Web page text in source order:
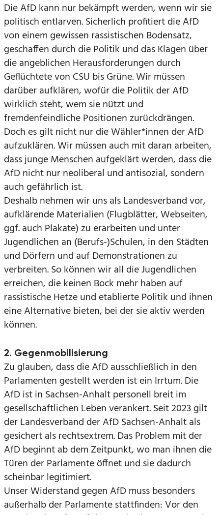
Die AfD kann nur bekämpft werden, wenn wir sie
politisch entlarven. Sicherlich profitiert die AfD
von einem gewissen rassistischen Bodensatz,
geschaffen durch die Politik und das Klagen über
die angeblichen Herausforderungen durch
Geflüchtete von CSU bis Grüne. Wir müssen
darüber aufklären, wofür die Politik der AfD
wirklich steht, wem sie nützt und
fremdenfeindliche Positionen zurückdrängen.
Doch es gilt nicht nur die Wähler*innen der AfD
aufzuklären. Wir müssen auch mit daran arbeiten,
dass junge Menschen aufgeklärt werden, dass die
AfD nicht nur neoliberal und antisozial, sondern
auch gefährlich ist.
Deshalb nehmen wir uns als Landesverband vor,
aufklärende Materialien (Flugblätter, Webseiten,
ggf. auch Plakate) zu erarbeiten und unter
Jugendlichen an (Berufs-)Schulen, in den Städten
und Dörfern und auf Demonstrationen zu
verbreiten. So können wir all die Jugendlichen
erreichen, die keinen Bock mehr haben auf
rassistische Hetze und etablierte Politik und ihnen
eine Alternative bieten, bei der sie aktiv werden
können.
2. Gegenmobilisierung
Zu glauben, dass die AfD ausschließlich in den
Parlamenten gestellt werden ist ein Irrtum. Die
AfD ist in Sachsen-Anhalt personell breit im
gesellschaftlichen Leben verankert. Seit 2023 gilt
der Landesverband der AfD Sachsen-Anhalt als
gesichert als rechtsextrem. Das Problem mit der
AfD beginnt ab dem Zeitpunkt, wo man ihnen die
Türen der Parlamente öffnet und sie dadurch
scheinbar legitimiert.
Unser Widerstand gegen AfD muss besonders
außerhalb der Parlamente stattfinden: Vor den